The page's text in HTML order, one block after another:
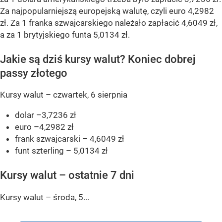
Za najpopularniejszą europejską walutę, czyli euro 4,2982
zł. Za 1 franka szwajcarskiego należało zapłacić 4,6049 zł,
a za 1 brytyjskiego funta 5,0134 zł.
Jakie są dziś kursy walut? Koniec dobrej
passy złotego
Kursy walut – czwartek, 6 sierpnia
dolar –3,7236 zł
euro –4,2982 zł
frank szwajcarski – 4,6049 zł
funt szterling – 5,0134 zł
Kursy walut – ostatnie 7 dni
Kursy walut – środa, 5...